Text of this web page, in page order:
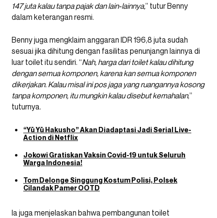
147 juta kalau tanpa pajak dan lain-lainnya,” tutur Benny
dalam keterangan resmi.
Benny juga mengklaim anggaran IDR 196,8 juta sudah
sesuai jika dihitung dengan fasilitas penunjangn lainnya di
luar toilet itu sendiri. “Nah, harga dari toilet kalau dihitung
dengan semua komponen, karena kan semua komponen
dikerjakan. Kalau misal ini pos jaga yang ruangannya kosong
tanpa komponen, itu mungkin kalau disebut kemahalan,”
tuturnya.
“Yū Yū Hakusho” Akan Diadaptasi Jadi Serial Live-
Action di Netflix
Jokowi Gratiskan Vaksin Covid-19 untuk Seluruh
Warga Indonesia!
Tom Delonge Singgung Kostum Polisi, Polsek
Cilandak Pamer OOTD
Ia juga menjelaskan bahwa pembangunan toilet